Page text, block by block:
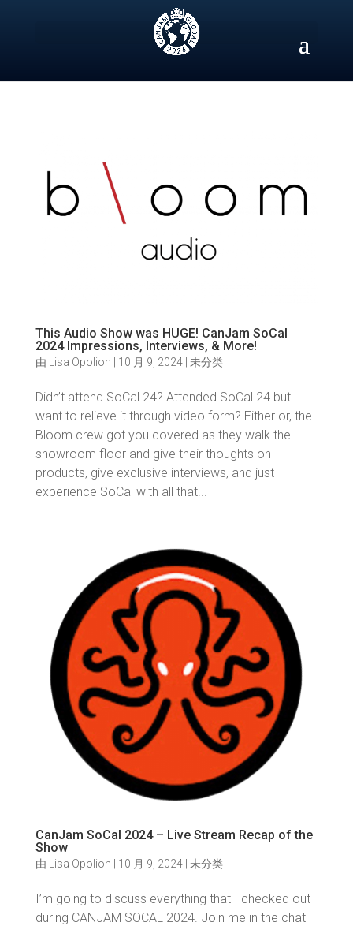
This Audio Show was HUGE! CanJam SoCal
2024 Impressions, Interviews, & More!
由 Lisa Opolion 10 月 9, 2024| 未分类
Didn’t attend SoCal 24? Attended SoCal 24 but
want to relieve it through video form? Either or, the
Bloom crew got you covered as they walk the
showroom floor and give their thoughts on
products, give exclusive interviews, and just
experience SoCal with all that...
CanJam SoCal 2024 – Live Stream Recap of the
Show
由 Lisa Opolion 10 月 9, 2024| 未分类
I’m going to discuss everything that I checked out
during CANJAM SOCAL 2024. Join me in the chat